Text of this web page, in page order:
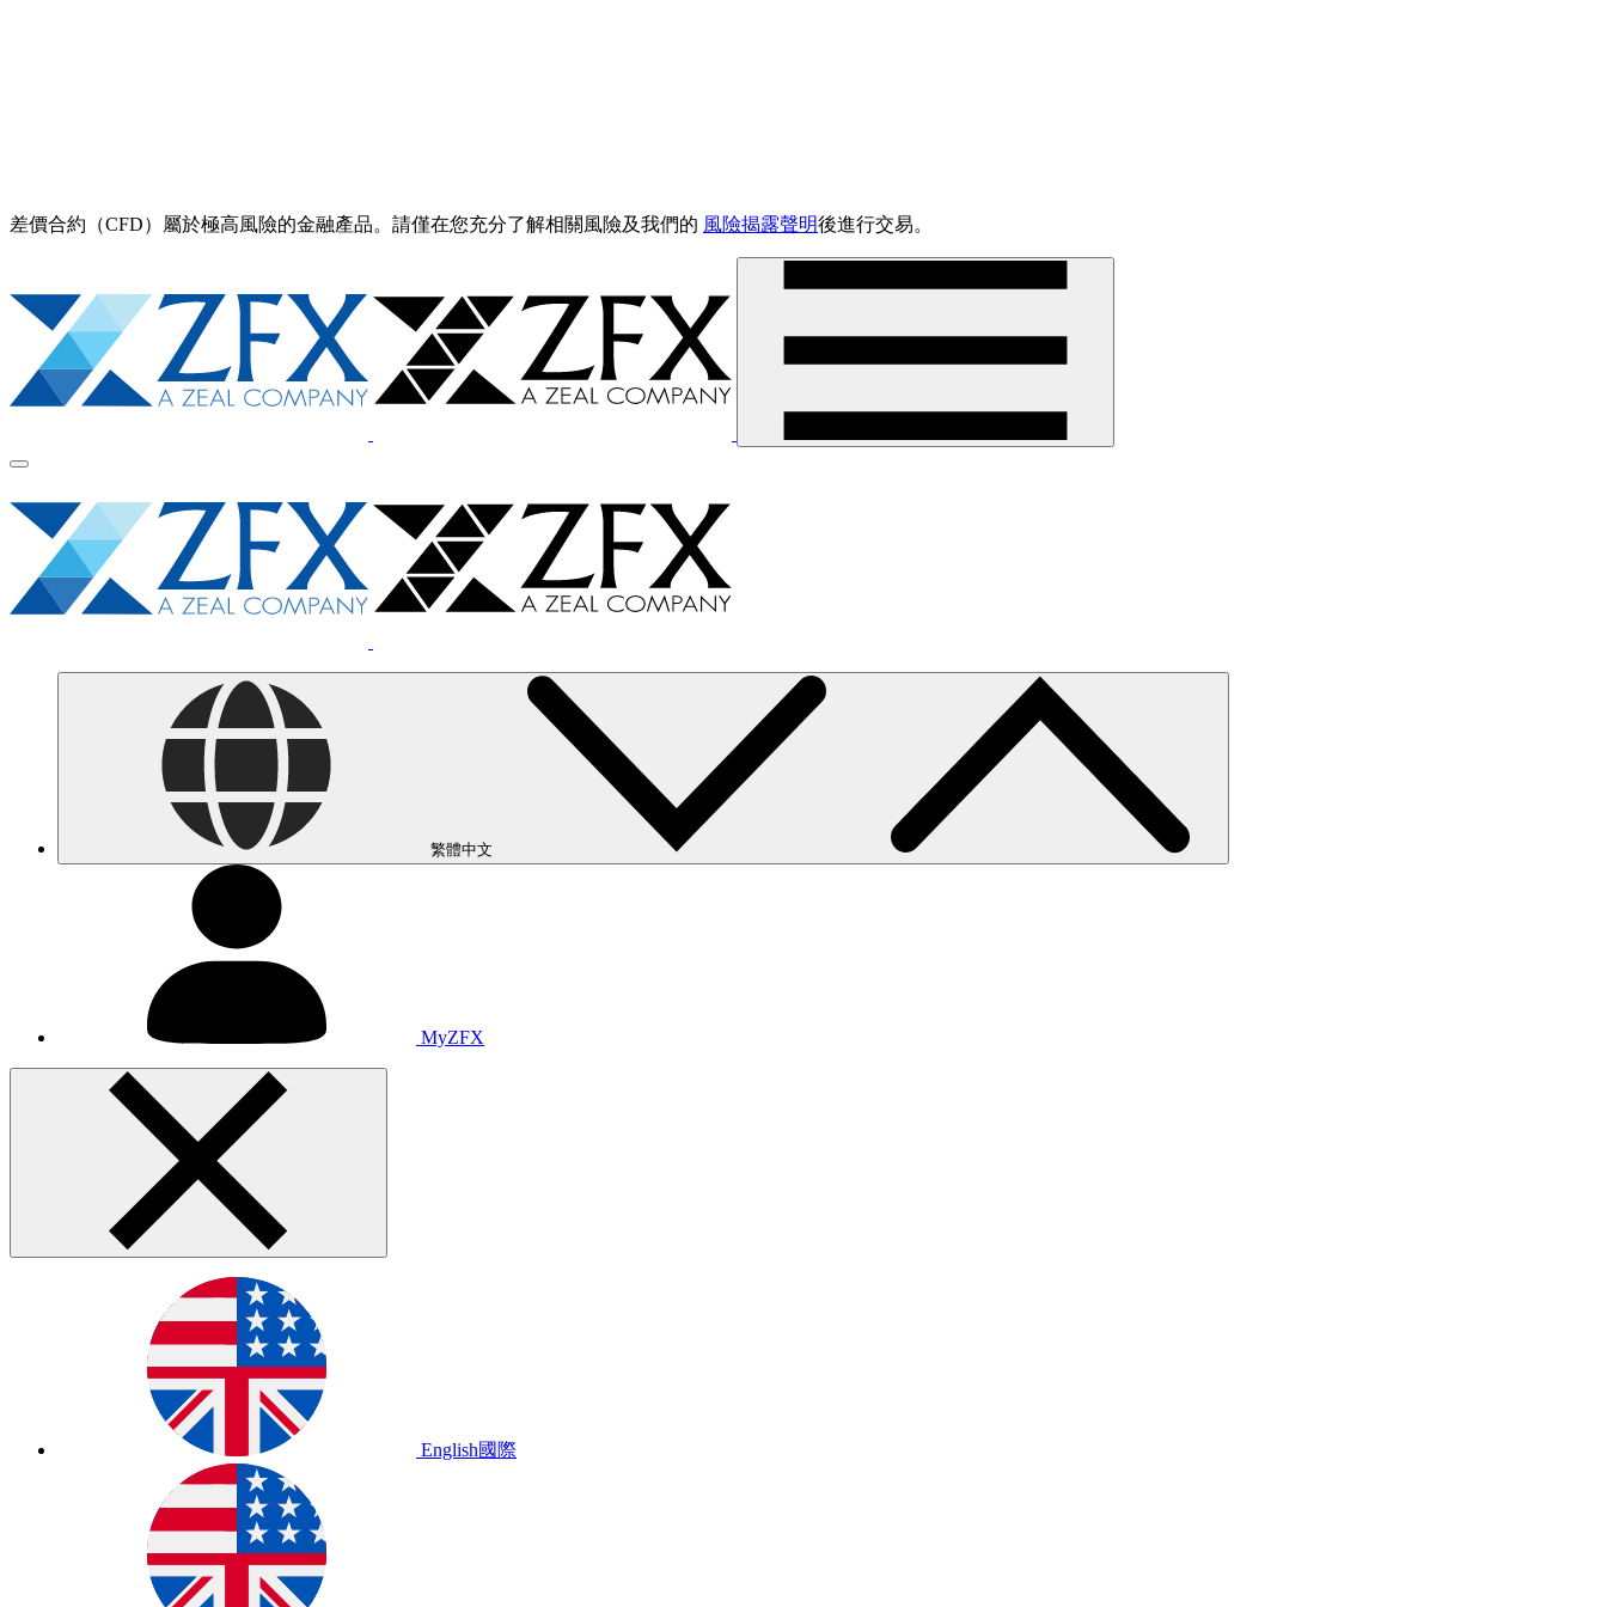
差價合約（CFD）屬於極高風險的金融產品。請僅在您充分了解相關風險及我們的 風險揭露聲明後進行交易。
繁體中文
MyZFX
English國際